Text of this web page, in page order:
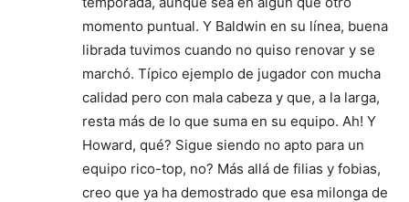
momento puntual. Y Baldwin en su línea, buena
librada tuvimos cuando no quiso renovar y se
marchó. Típico ejemplo de jugador con mucha
calidad pero con mala cabeza y que, a la larga,
resta más de lo que suma en su equipo. Ah! Y
Howard, qué? Sigue siendo no apto para un
equipo rico-top, no? Más allá de filias y fobias,
creo que ya ha demostrado que esa milonga de